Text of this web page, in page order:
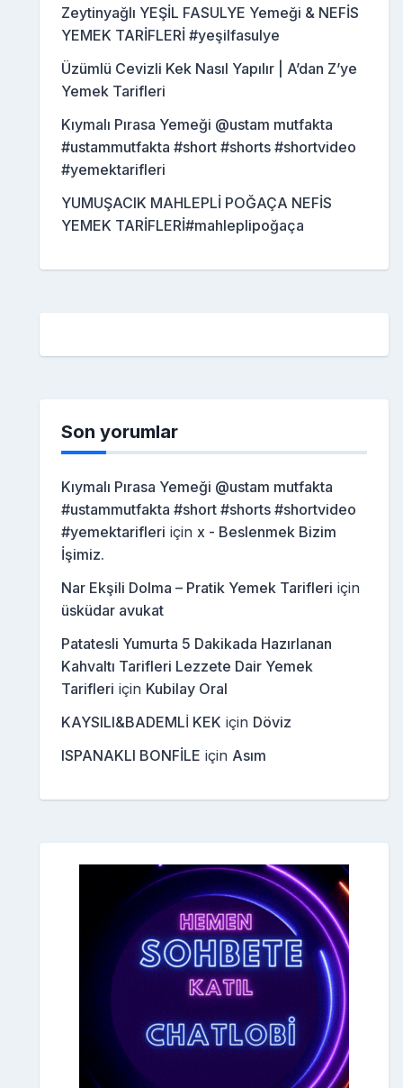
Zeytinyağlı YEŞİL FASULYE Yemeği & NEFİS
YEMEK TARİFLERİ #yeşilfasulye
Üzümlü Cevizli Kek Nasıl Yapılır | A’dan Z’ye
Yemek Tarifleri
Kıymalı Pırasa Yemeği @ustam mutfakta
#ustammutfakta #short #shorts #shortvideo
#yemektarifleri
YUMUŞACIK MAHLEPLİ POĞAÇA NEFİS
YEMEK TARİFLERİ#mahleplipoğaça
Son yorumlar
Kıymalı Pırasa Yemeği @ustam mutfakta
#ustammutfakta #short #shorts #shortvideo
#yemektarifleri için x - Beslenmek Bizim
İşimiz.
Nar Ekşili Dolma – Pratik Yemek Tarifleri için
üsküdar avukat
Patatesli Yumurta 5 Dakikada Hazırlanan
Kahvaltı Tarifleri Lezzete Dair Yemek
Tarifleri için Kubilay Oral
KAYSILI&BADEMLİ KEK için Döviz
ISPANAKLI BONFİLE için Asım